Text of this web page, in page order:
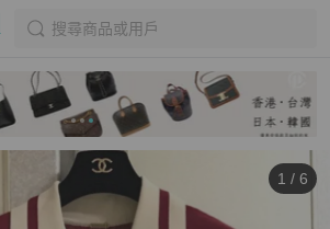
搜尋商品或用戶
1 / 6